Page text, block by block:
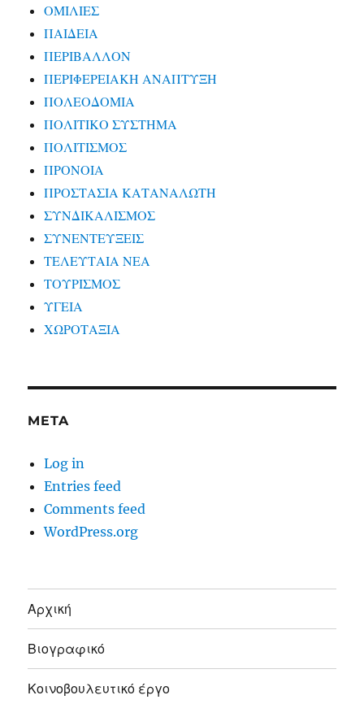
ΟΜΙΛΙΕΣ
ΠΑΙΔΕΙΑ
ΠΕΡΙΒΑΛΛΟΝ
ΠΕΡΙΦΕΡΕΙΑΚΗ ΑΝΑΠΤΥΞΗ
ΠΟΛΕΟΔΟΜΙΑ
ΠΟΛΙΤΙΚΟ ΣΥΣΤΗΜΑ
ΠΟΛΙΤΙΣΜΟΣ
ΠΡΟΝΟΙΑ
ΠΡΟΣΤΑΣΙΑ ΚΑΤΑΝΑΛΩΤΗ
ΣΥΝΔΙΚΑΛΙΣΜΟΣ
ΣΥΝΕΝΤΕΥΞΕΙΣ
ΤΕΛΕΥΤΑΙΑ ΝΕΑ
ΤΟΥΡΙΣΜΟΣ
ΥΓΕΙΑ
ΧΩΡΟΤΑΞΙΑ
META
Log in
Entries feed
Comments feed
WordPress.org
Αρχική
Βιογραφικό
Κοινοβουλευτικό έργο